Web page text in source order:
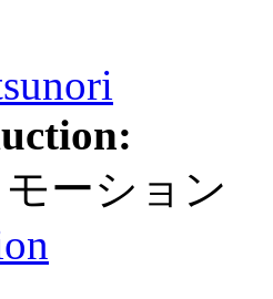
ーション